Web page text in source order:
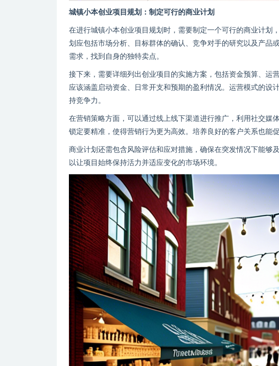
城镇小本创业项目规划：制定可行的商业计划
在进行城镇小本创业项目规划时，需要制定一个可行的商业计划
划应包括市场分析、目标群体的确认、竞争对手的研究以及产品
需求，找到自身的独特卖点。
接下来，需要详细列出创业项目的实施方案，包括资金预算、运
应该涵盖启动资金、日常开支和预期的盈利情况。运营模式的设
持竞争力。
在营销策略方面，可以通过线上线下渠道进行推广，利用社交媒
锁定要精准，使得营销行为更为高效。培养良好的客户关系也能
商业计划还需包含风险评估和应对措施，确保在突发情况下能够
以让项目始终保持活力并适应变化的市场环境。